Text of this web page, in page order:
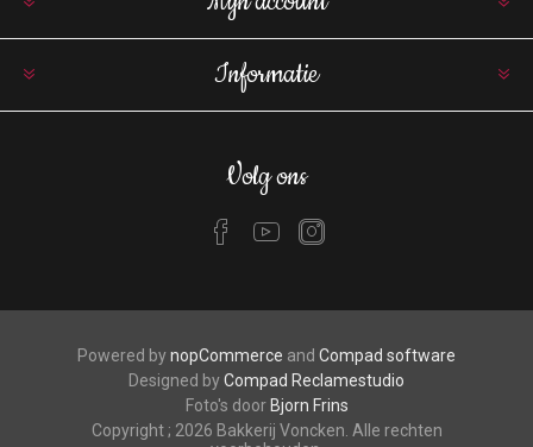
Informatie
Volg ons
Powered bynopCommerce and Compad software
Designed byCompad Reclamestudio
Foto's door Bjorn Frins
Copyright ; 2026 Bakkerij Voncken. Alle rechten